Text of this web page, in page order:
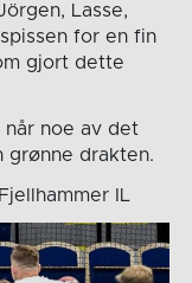
Lasse,
for en fin
gjort dette
når noe av det
grønne drakten.
IL